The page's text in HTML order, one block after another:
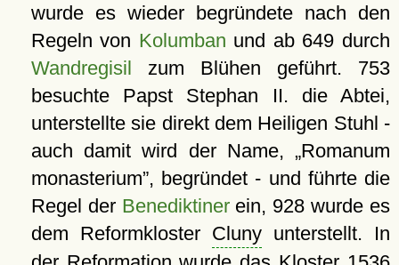
wurde es wieder begründete nach den
Regeln von Kolumban und ab 649 durch
Wandregisil zum Blühen geführt. 753
besuchte Papst Stephan II. die Abtei,
unterstellte sie direkt dem Heiligen Stuhl -
auch damit wird der Name,
Romanum
monasterium , begründet - und führte die
Regel der Benediktinerein, 928 wurde es
dem Reformkloster Clunyunterstellt. In